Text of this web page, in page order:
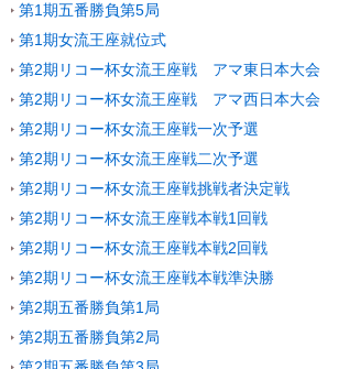
第1期五番勝負第5局
第1期女流王座就位式
第2期リコー杯女流王座戦 アマ東日本大会
第2期リコー杯女流王座戦 アマ西日本大会
第2期リコー杯女流王座戦一次予選
第2期リコー杯女流王座戦二次予選
第2期リコー杯女流王座戦挑戦者決定戦
第2期リコー杯女流王座戦本戦1回戦
第2期リコー杯女流王座戦本戦2回戦
第2期リコー杯女流王座戦本戦準決勝
第2期五番勝負第1局
第2期五番勝負第2局